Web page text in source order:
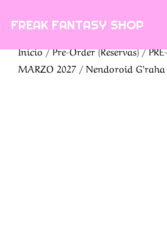
FREAK FANTASY SHOP
Inicio/Pre-Order (Reservas)/
MARZO 2027 / Nendoroid